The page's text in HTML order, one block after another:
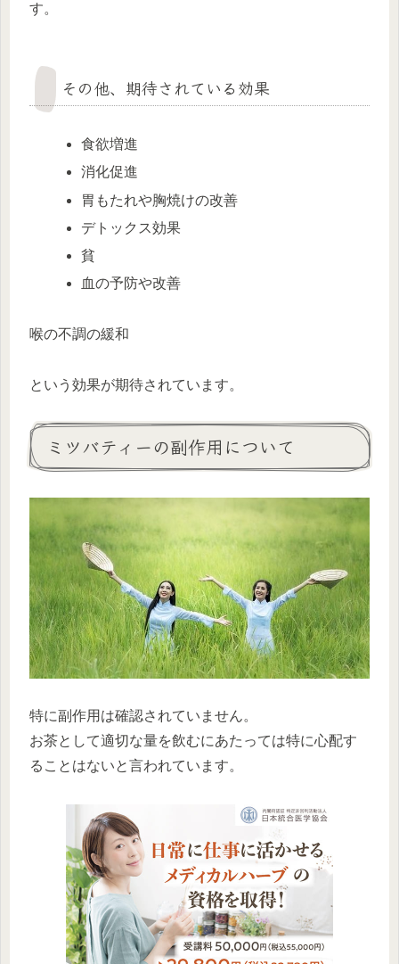
す。
その他、期待されている効果
食欲増進
消化促進
胃もたれや胸焼けの改善
デトックス効果
貧
血の予防や改善
喉の不調の緩和
という効果が期待されています。
ミツバティーの副作用について
特に副作用は確認されていません。
お茶として適切な量を飲むにあたっては特に心配す
ることはないと言われています。